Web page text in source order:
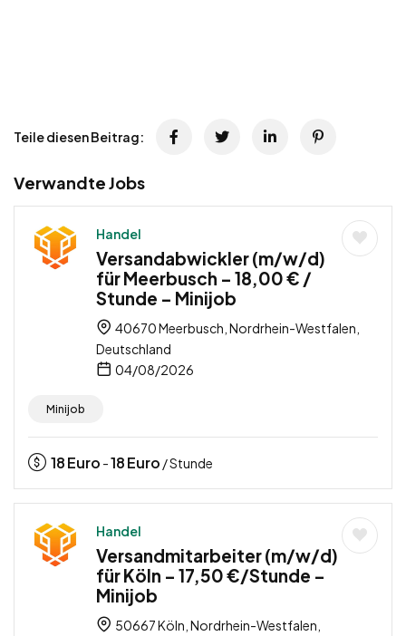
Teile diesen Beitrag:
Verwandte Jobs
Handel
Versandabwickler (m/w/d)
für Meerbusch – 18,00 € /
Stunde – Minijob
40670 Meerbusch, Nordrhein-Westfalen,
Deutschland
04/08/2026
Minijob
18Euro -18Euro / Stunde
Handel
Versandmitarbeiter (m/w/d)
für Köln – 17,50 €/Stunde –
Minijob
50667 Köln, Nordrhein-Westfalen,